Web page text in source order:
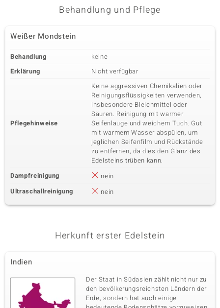
Behandlung und Pflege
Weißer Mondstein
Behandlung
keine
Erklärung
Nicht verfügbar
Pflegehinweise
Keine aggressiven Chemikalien oder
Reinigungsflüssigkeiten verwenden,
insbesondere Bleichmittel oder
Säuren. Reinigung mit warmer
Seifenlauge und weichem Tuch. Gut
mit warmem Wasser abspülen, um
jeglichen Seifenfilm und Rückstände
zu entfernen, da dies den Glanz des
Edelsteins trüben kann.
Dampfreinigung
nein
Ultraschallreinigung
nein
Herkunft erster Edelstein
Indien
Der Staat in Südasien zählt nicht nur zu
den bevölkerungsreichsten Ländern der
Erde, sondern hat auch einige